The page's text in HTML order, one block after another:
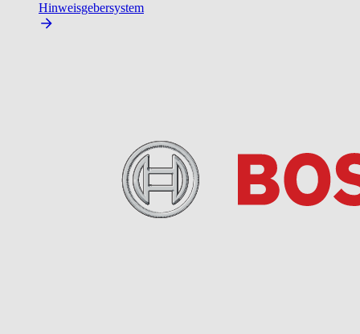
Hinweisgebersystem